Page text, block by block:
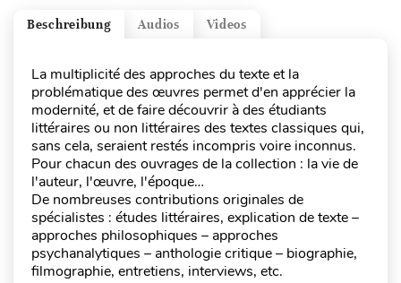
Videos
Audios
Beschreibung
La multiplicité des approches du texte et la
problématique des œuvres permet d'en apprécier la
modernité, et de faire découvrir à des étudiants
littéraires ou non littéraires des textes classiques qui,
sans cela, seraient restés incompris voire inconnus.
Pour chacun des ouvrages de la collection : la vie de
l'auteur, l'œuvre, l'époque…
De nombreuses contributions originales de
spécialistes : études littéraires, explication de texte –
approches philosophiques – approches
psychanalytiques – anthologie critique – biographie,
filmographie, entretiens, interviews, etc.